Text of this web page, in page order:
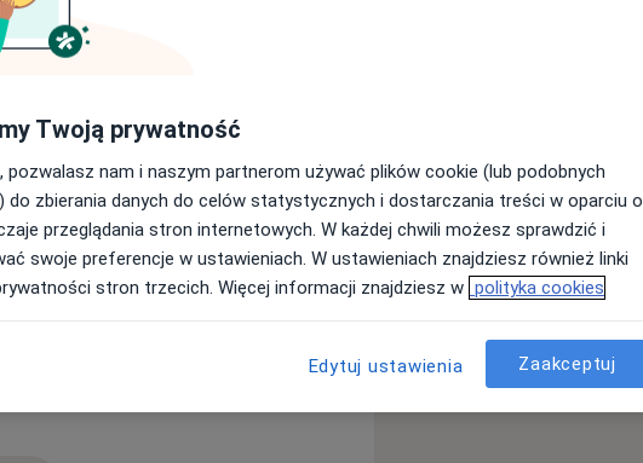
moich pacjentów w
w Poznaniu.
zakresu terapii manualnej. Na
Konzept, który ukończyłam
MT.
szkolenia rozwijającego
Federation of Orthoapedic
egzamin przed
do elitarnego grona terapeutów
obrazowej.
podczas szkoleń z zakresu
Twoją prywatność
pozwalasz nam i naszym partnerom używać plików cookie (lub podobnych
do zbierania danych do celów statystycznych i dostarczania treści w oparciu o
przeglądania stron internetowych. W każdej chwili możesz sprawdzić i
swoje preferencje w ustawieniach. W ustawieniach znajdziesz również linki
stron trzecich. Więcej informacji znajdziesz w polityka cookies
Edytuj ustawienia Zaakceptuj